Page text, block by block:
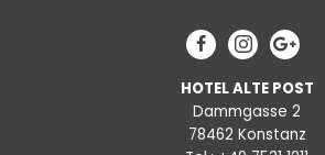
Facebook
Instagram
HOTEL ALTE POST
Dammgasse 2
78462 Konstanz